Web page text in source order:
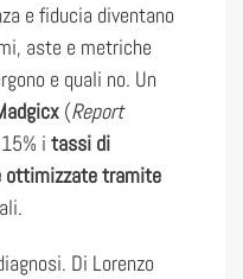
e fiducia diventano
aste e metriche
e quali no. Un
(Report
i tassi di
ottimizzate tramite
Di Lorenzo